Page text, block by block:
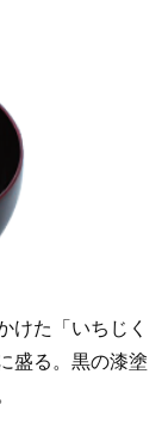
けた「いちじく
盛る。黒の漆塗